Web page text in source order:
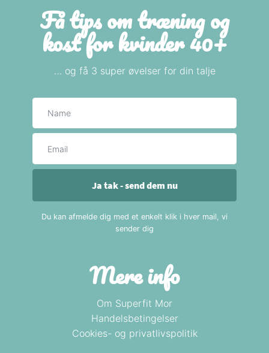
Mere info
Om Superfit Mor
Handelsbetingelser
Cookies- og privatlivspolitik
Få tips om træning og
kost for kvinder 40+
… og få 3 super øvelser for din talje
Ja tak - send dem nu
Du kan afmelde dig med et enkelt klik i hver mail, vi
sender dig